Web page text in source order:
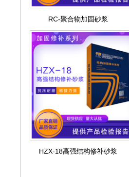
RC-聚合物加固砂浆
HZX-18高强结构修补砂浆